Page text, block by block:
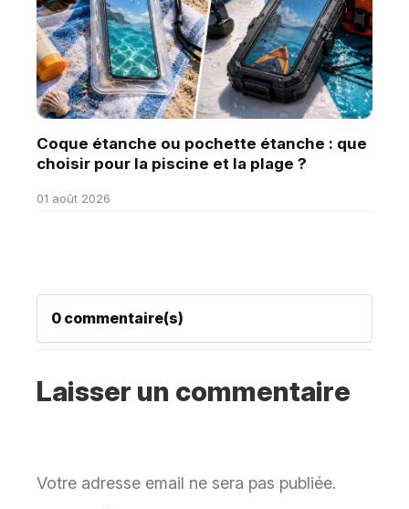
Coque étanche ou pochette étanche : que
choisir pour la piscine et la plage ?
01 août 2026
0 commentaire(s)
Laisser un commentaire
Votre adresse email ne sera pas publiée.